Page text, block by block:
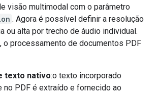
visão multimodal com o parâmetro
. Agora é possível definir a resolução
ou alta por trecho de áudio individual.
o processamento de documentos PDF
texto nativo:o texto incorporado
no PDF é extraído e fornecido ao